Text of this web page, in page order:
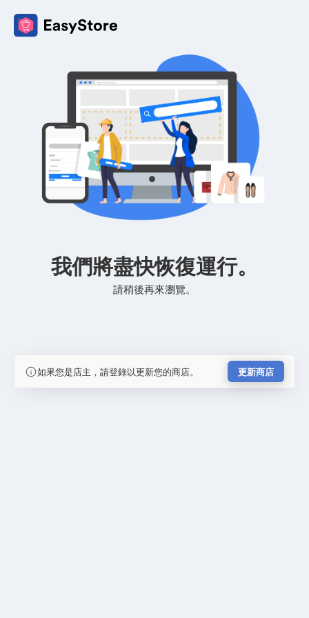
我們將盡快恢復運行。
請稍後再來瀏覽。
如果您是店主，請登錄以更新您的商店。 更新商店